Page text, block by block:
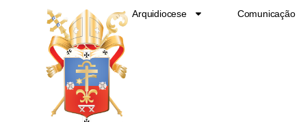
Arquidiocese Comunicação